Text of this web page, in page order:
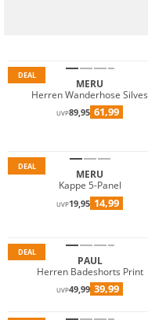
DEAL
MERU
Herren Wanderhose Silves
UVP89,95 61,99
DEAL
MERU
Kappe 5-Panel
UVP19,95 14,99
DEAL
PAUL
Herren Badeshorts Print
UVP49,99 39,99